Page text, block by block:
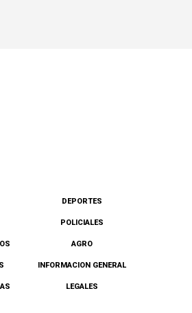
DEPORTES
POLICIALES
AGRO
INFORMACION GENERAL
LEGALES